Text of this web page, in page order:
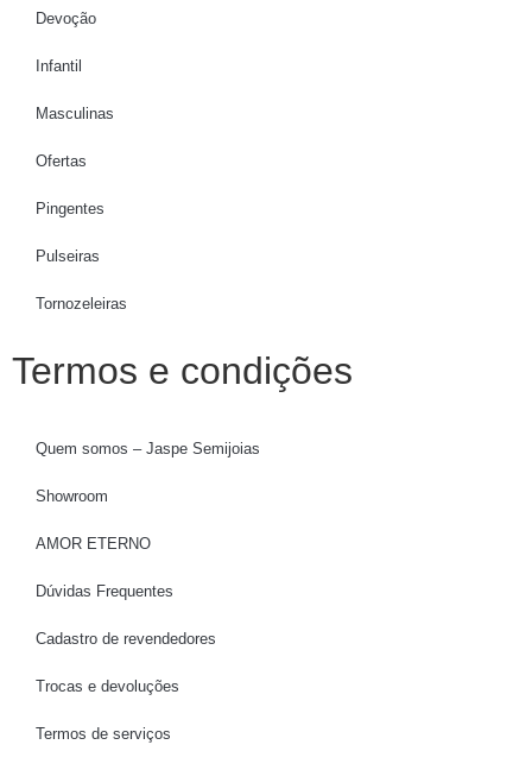
Devoção
Infantil
Masculinas
Ofertas
Pingentes
Pulseiras
Tornozeleiras
Termos e condições
Quem somos – Jaspe Semijoias
Showroom
AMOR ETERNO
Dúvidas Frequentes
Cadastro de revendedores
Trocas e devoluções
Termos de serviços